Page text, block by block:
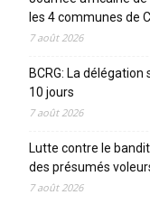
les 4 communes de
7 août 2026
BCRG: La
10 jours
7 août 2026
Lutte contre le
des présumés
7 août 2026